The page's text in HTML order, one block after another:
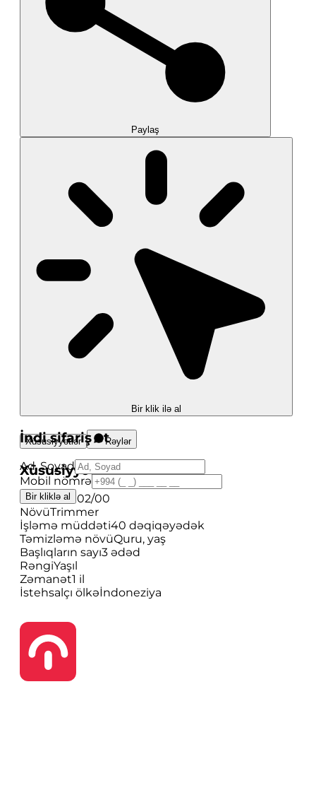
Paylaş
Bir klik ilə al
İndi sifariş et
Ad, Soyad
Mobil nömrə
Bir kliklə al
Xüsusiyyətlər Rəylər
Xüsusiyyətlər
ModelX3002/00
NövüTrimmer
İşləmə müddəti40 dəqiqəyədək
Təmizləmə növüQuru, yaş
Başlıqların sayı3 ədəd
RəngiYaşıl
Zəmanət1 il
İstehsalçı ölkəİndoneziya